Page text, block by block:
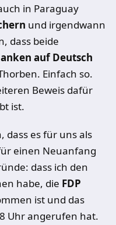
in Paraguay
und irgendwann
dass beide
auf Deutsch
Einfach so.
Beweis dafür
ist.
dass es für uns als
einen Neuanfang
dass ich den
habe, die FDP
ist und das
Uhr angerufen hat.